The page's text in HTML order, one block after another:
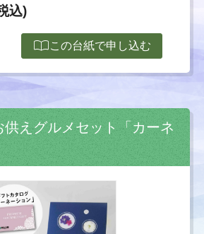
込)
import_contactsこの台紙で申し込む
えグルメセット「カーネ